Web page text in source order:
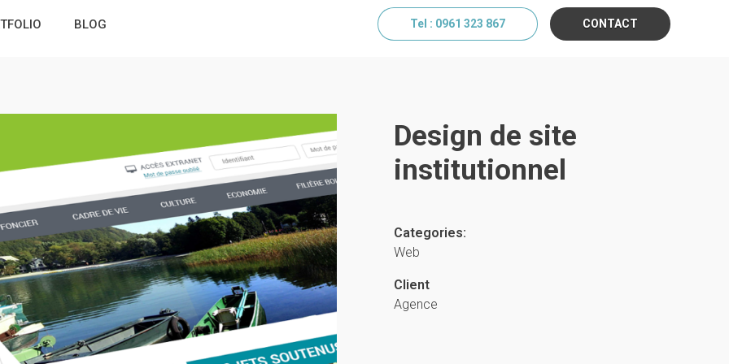
CONTACT
Tel : 0961 323 867
BLOG
Design de site
institutionnel
Categories:
Web
Client
Agence